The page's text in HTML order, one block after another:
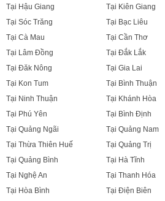
Tại Hậu Giang
Tại Kiên Giang
Tại Sóc Trăng
Tại Bạc Liêu
Tại Cà Mau
Tại Cần Thơ
Tại Lâm Đồng
Tại Đắk Lắk
Tại Đăk Nông
Tại Gia Lai
Tại Kon Tum
Tại Bình Thuận
Tại Ninh Thuận
Tại Khánh Hòa
Tại Phú Yên
Tại Bình Định
Tại Quảng Ngãi
Tại Quảng Nam
Tại Thừa Thiên Huế
Tại Quảng Trị
Tại Quảng Bình
Tại Hà Tĩnh
Tại Nghệ An
Tại Thanh Hóa
Tại Hòa Bình
Tại Điện Biên